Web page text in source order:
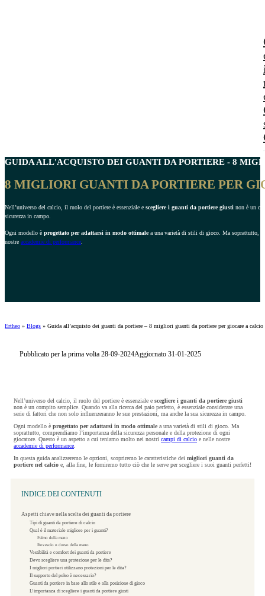
GUIDA ALL'ACQUISTO DEI GUANTI DA PORTIERE - 8
8 MIGLIORI GUANTI DA PORTIERE PER
Nell’universo del calcio, il ruolo del portiere è essenziale e scegliere i guanti da portiere giusti non è un
sicurezza in campo.
Ogni modello è progettato per adattarsi in modo ottimalea una varietà di stili di gioco. Ma soprattutto,
nostre accademie di performance
Ertheo » Blogs » Guida all’acquisto dei guanti da portiere – 8 migliori guanti da portiere per giocare a calcio
Pubblicato per la prima volta 28-09-2024Aggiornato 31-01-2025
Nell’universo del calcio, il ruolo del portiere è essenziale e scegliere i guanti da portiere giusti
non è un compito semplice. Quando va alla ricerca del paio perfetto, è essenziale considerare una
serie di fattori che non solo influenzeranno le sue prestazioni, ma anche la sua sicurezza in campo.
Ogni modello è progettato per adattarsi in modo ottimale a una varietà di stili di gioco. Ma
soprattutto, comprendiamo l’importanza della sicurezza personale e della protezione di ogni
giocatore. Questo è un aspetto a cui teniamo molto nei nostri campi di calcio e nelle nostre
accademie di performance
In questa guida analizzeremo le opzioni, scopriremo le caratteristiche dei migliori guanti da
portiere nel calcio e, alla fine, le forniremo tutto ciò che le serve per scegliere i suoi guanti perfetti!
INDICE DEI CONTENUTI
Aspetti chiave nella scelta dei guanti da portiere
Tipi di guanti da portiere di calcio
Qual è il materiale migliore per i guanti?
Palmo della mano
Rovescio o dorso della mano
Vestibilità e comfort dei guanti da portiere
Devo scegliere una protezione per le dita?
I migliori portieri utilizzano protezioni per le dita?
Il supporto del polso è necessario?
Guanti da portiere in base allo stile e alla posizione di gioco
L’importanza di scegliere i guanti da portiere giusti